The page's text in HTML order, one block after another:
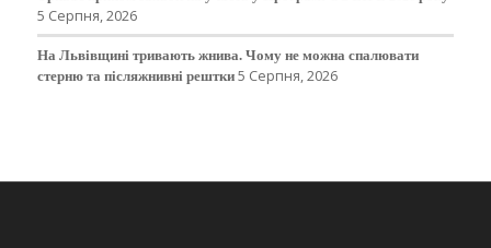
5 Серпня, 2026
На Львівщині тривають жнива. Чому не можна спалювати
стерню та післяжнивні рештки5 Серпня, 2026